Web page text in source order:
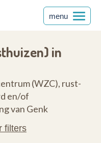
menu
in
(WZC), rust-
en/of
van Genk
filters